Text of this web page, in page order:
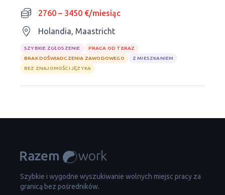
SEZON 2026
2760 – 3450 €/miesiąc
Holandia, Maastricht
SZYBKIE ZGŁOSZENIE
PRACA OD TERAZ
BRAK DOŚWIADCZENIA ZAWODOWEGO
Z MIESZKANIEM
BEZ ZNAJOMOŚCI JĘZYKA
Szybkie i wygodne wyszukiwanie wolnych miejsc pracy za
granicą bez pośredników.